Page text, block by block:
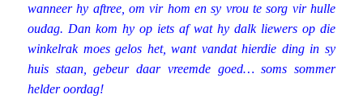
wanneer hy aftree, om vir hom en sy vrou te sorg vir hulle
oudag. Dan kom hy op iets af wat hy dalk liewers op die
winkelrak moes gelos het, want vandat hierdie ding in sy
huis staan, gebeur daar vreemde goed… soms sommer
helder oordag!